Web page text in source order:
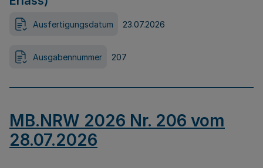
Ausfertigungsdatum 23.07.2026
Ausgabennummer 207
MB.NRW 2026 Nr. 206 vom
28.07.2026